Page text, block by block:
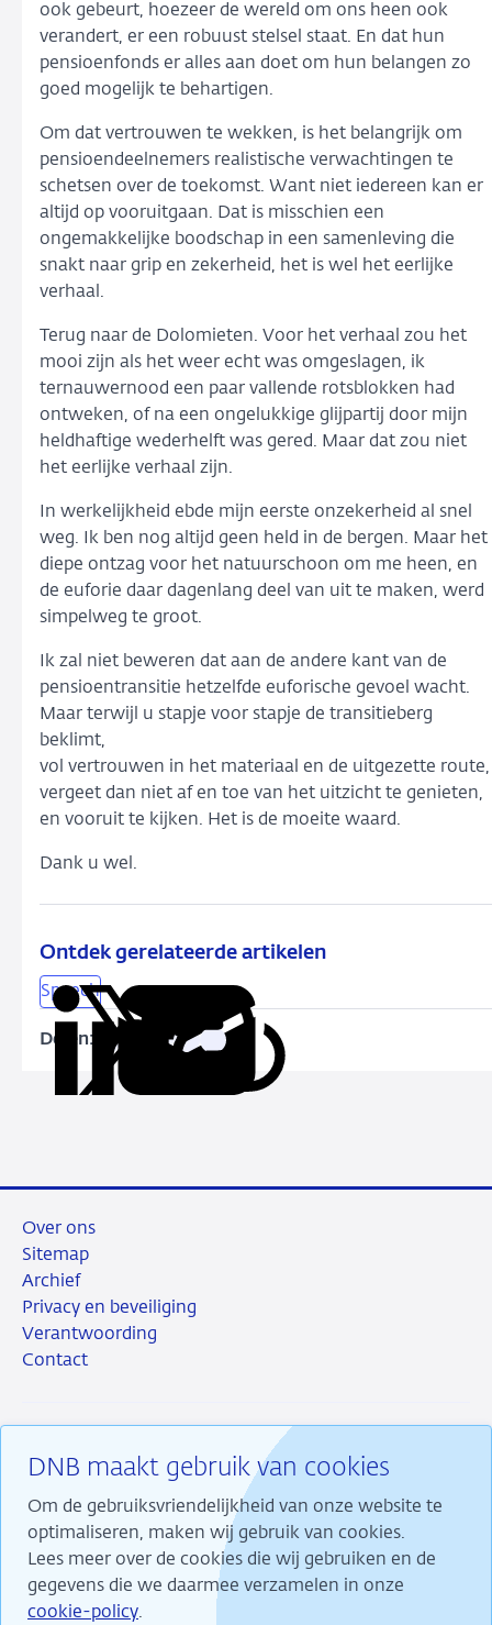
ook gebeurt, hoezeer de wereld om ons heen ook
verandert, er een robuust stelsel staat. En dat hun
pensioenfonds er alles aan doet om hun belangen zo
goed mogelijk te behartigen.
Om dat vertrouwen te wekken, is het belangrijk om
pensioendeelnemers realistische verwachtingen te
schetsen over de toekomst. Want niet iedereen kan er
altijd op vooruitgaan. Dat is misschien een
ongemakkelijke boodschap in een samenleving die
snakt naar grip en zekerheid, het is wel het eerlijke
verhaal.
Terug naar de Dolomieten. Voor het verhaal zou het
mooi zijn als het weer echt was omgeslagen, ik
ternauwernood een paar vallende rotsblokken had
ontweken, of na een ongelukkige glijpartij door mijn
heldhaftige wederhelft was gered. Maar dat zou niet
het eerlijke verhaal zijn.
In werkelijkheid ebde mijn eerste onzekerheid al snel
weg. Ik ben nog altijd geen held in de bergen. Maar het
diepe ontzag voor het natuurschoon om me heen, en
de euforie daar dagenlang deel van uit te maken, werd
simpelweg te groot.
Ik zal niet beweren dat aan de andere kant van de
pensioentransitie hetzelfde euforische gevoel wacht.
Maar terwijl u stapje voor stapje de transitieberg
beklimt,
vol vertrouwen in het materiaal en de uitgezette route,
vergeet dan niet af en toe van het uitzicht te genieten,
en vooruit te kijken. Het is de moeite waard.
Dank u wel.
Ontdek gerelateerde artikelen
Speech
Delen:
Deel
via
DeelDeelKopieer
DNB maakt gebruik van cookies
Om de gebruiksvriendelijkheid van onze website te
optimaliseren, maken wij gebruik van cookies.
Lees meer over de cookies die wij gebruiken en de
gegevens die we daarmee verzamelen in onze
cookie-policy.
Over ons
Sitemap
Archief
Privacy en beveiliging
Verantwoording
Contact
RSS InstagramLinkedin
X
Wij maken ons sterk voor financiële stabiliteit en
dragen daarmee bij aan duurzame welvaart in